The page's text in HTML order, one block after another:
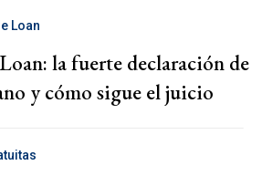
Loan
la fuerte declaración de
y cómo sigue el juicio